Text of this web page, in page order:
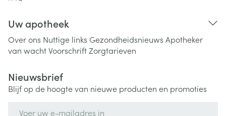
Uw apotheek
Over ons Nuttige links Gezondheidsnieuws Apotheker
van wachtVoorschriftZorgtarieven
Nieuwsbrief
Blijf op de hoogte van nieuwe producten en promoties